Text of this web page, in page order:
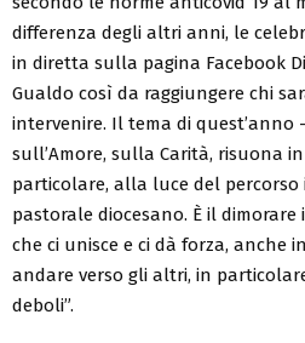
differenza degli altri anni, le
in diretta sulla pagina Facebook
Gualdo così da raggiungere chi
intervenire. Il tema di quest’anno
sull’Amore, sulla Carità, risuona
particolare, alla luce del
pastorale diocesano. È il dimorare
che ci unisce e ci dà forza, anche
andare verso gli altri, in
deboli”.